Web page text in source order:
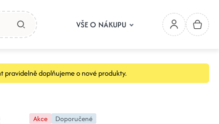
VŠE O NÁKUPU
pravidelně doplňujeme o nové produkty.
Akce Doporučené